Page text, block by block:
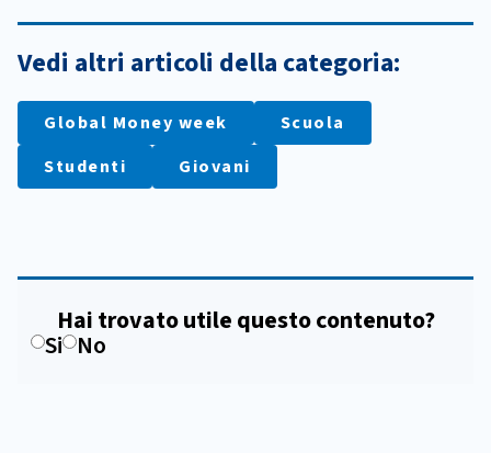
Vedi altri articoli della categoria:
Global Money week
Scuola
Studenti
Giovani
Hai trovato utile questo contenuto?
Si No